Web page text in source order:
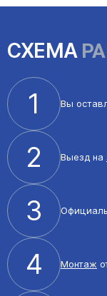
СХЕМА
1 Вы
2 Выезд на
3
4 Монтаж